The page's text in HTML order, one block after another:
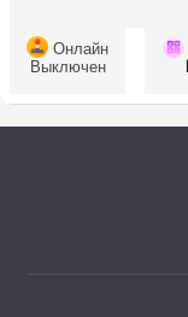
Онлайн
Выключен